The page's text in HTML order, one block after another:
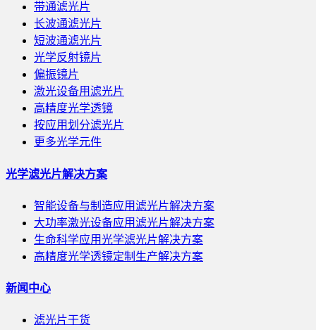
带通滤光片
长波通滤光片
短波通滤光片
光学反射镜片
偏振镜片
激光设备用滤光片
高精度光学透镜
按应用划分滤光片
更多光学元件
光学滤光片解决方案
智能设备与制造应用滤光片解决方案
大功率激光设备应用滤光片解决方案
生命科学应用光学滤光片解决方案
高精度光学透镜定制生产解决方案
新闻中心
滤光片干货